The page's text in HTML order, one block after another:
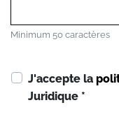
Minimum 50 caractères
J'accepte la
Juridique *